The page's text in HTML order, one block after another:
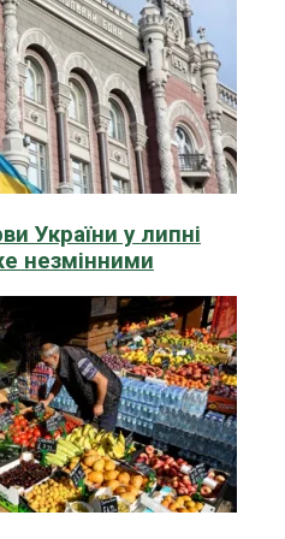
України у липні
незмінними